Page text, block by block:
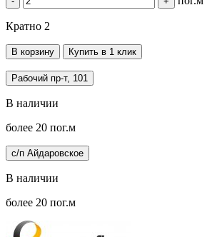
Кратно 2
В корзину Купить в 1 клик
Рабочий пр-т, 101
В наличии
более 20 пог.м
с/п Айдаровское
В наличии
более 20 пог.м